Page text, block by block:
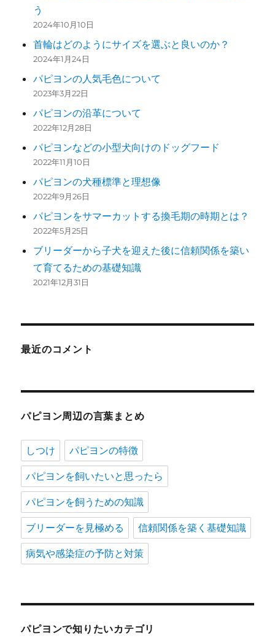
う
2024年10月10日
首輪はどのようにサイズを選ぶと良いのか？
2024年1月24日
パピヨンの人気毛色について
2023年3月22日
パピヨンの沿革について
2022年12月28日
パピヨンなどの小型犬向けのドッグフード
2022年11月10日
パピヨンの犬種標準と理想像
2022年9月26日
パピヨンをサマーカットする換毛期の時期とは？
2022年5月25日
ブリーダーから子犬を迎えた後に信頼関係を築い
て育てるための基礎知識
2021年12月31日
最近のコメント
パピヨン周辺の言葉まとめ
しつけ パピヨンの特徴
パピヨンを飼いたいと思ったら
パピヨンを飼うための知識
ブリーダーを見極める 信頼関係を築く基礎知識
病気や感染症の予防と対策
パピヨンで知りたいカテゴリ